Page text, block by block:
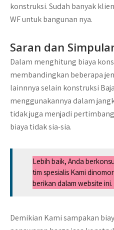
konstruksi. Sudah banyak
WF untuk bangunan nya.
Saran dan
Dalam menghitung biaya
membandingkan beberapa
lainnnya selain konstruksi
menggunakannya dalam
tidak juga menjadi
biaya tidak sia-sia.
Lebih baik, Anda
tim spesialis Kami
berikan dalam website ini.
Demikian Kami sampakan